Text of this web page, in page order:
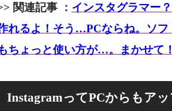
関連記事 ： インスタグラマー
れるよ！そう…PCならね。ソフ
ちょっと使い方が…。まかせて
InstagramってPCからもア